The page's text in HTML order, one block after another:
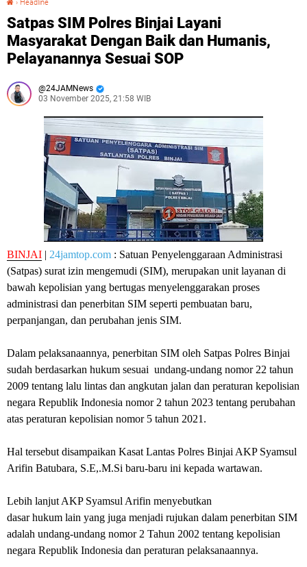
› Headline
Satpas SIM Polres Binjai Layani
Masyarakat Dengan Baik dan Humanis,
Pelayanannya Sesuai SOP
24JAMNews
03 November 2025, 21:58 WIB
BINJAI | 24jamtop.com : Satuan Penyelenggaraan Administrasi
(Satpas) surat izin mengemudi (SIM), merupakan unit layanan di
bawah kepolisian yang bertugas menyelenggarakan proses
administrasi dan penerbitan SIM seperti pembuatan baru,
perpanjangan, dan perubahan jenis SIM.
Dalam pelaksanaannya, penerbitan SIM oleh Satpas Polres Binjai
sudah berdasarkan hukum sesuai undang-undang nomor 22 tahun
2009 tentang lalu lintas dan angkutan jalan dan peraturan kepolisian
negara Republik Indonesia nomor 2 tahun 2023 tentang perubahan
atas peraturan kepolisian nomor 5 tahun 2021.
Hal tersebut disampaikan Kasat Lantas Polres Binjai AKP Syamsul
Arifin Batubara, S.E,.M.Si baru-baru ini kepada wartawan.
Lebih lanjut AKP Syamsul Arifin menyebutkan
dasar hukum lain yang juga menjadi rujukan dalam penerbitan SIM
adalah undang-undang nomor 2 Tahun 2002 tentang kepolisian
negara Republik Indonesia dan peraturan pelaksanaannya.